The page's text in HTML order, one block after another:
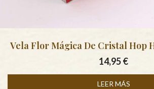
Vela Flor Mágica De Cristal Hop
14,95€
LEER MÁS